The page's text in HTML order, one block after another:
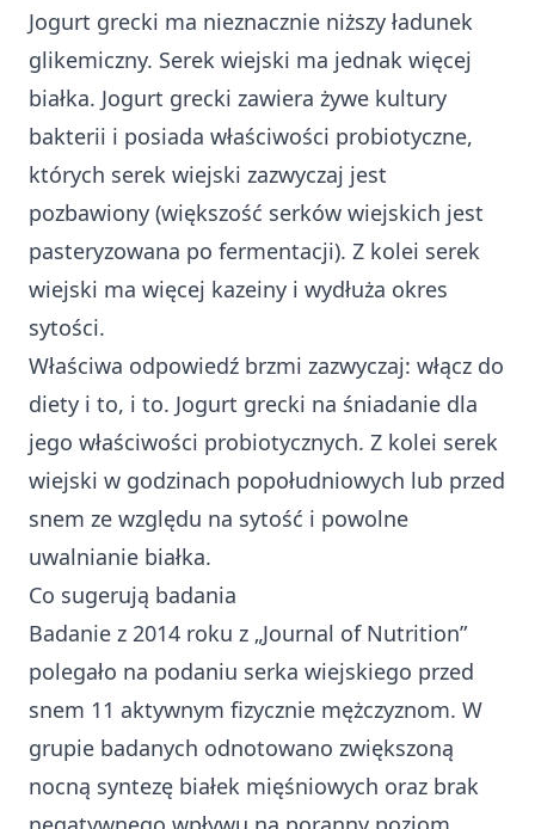
Jogurt grecki ma nieznacznie niższy ładunek
glikemiczny. Serek wiejski ma jednak więcej
białka. Jogurt grecki zawiera żywe kultury
bakterii i posiada właściwości probiotyczne,
których serek wiejski zazwyczaj jest
pozbawiony (większość serków wiejskich jest
pasteryzowana po fermentacji). Z kolei serek
wiejski ma więcej kazeiny i wydłuża okres
sytości.
Właściwa odpowiedź brzmi zazwyczaj: włącz do
diety i to, i to. Jogurt grecki na śniadanie dla
jego właściwości probiotycznych. Z kolei serek
wiejski w godzinach popołudniowych lub przed
snem ze względu na sytość i powolne
uwalnianie białka.
Co sugerują badania
Badanie z 2014 roku z „Journal of Nutrition”
polegało na podaniu serka wiejskiego przed
snem 11 aktywnym fizycznie mężczyznom. W
grupie badanych odnotowano zwiększoną
nocną syntezę białek mięśniowych oraz brak